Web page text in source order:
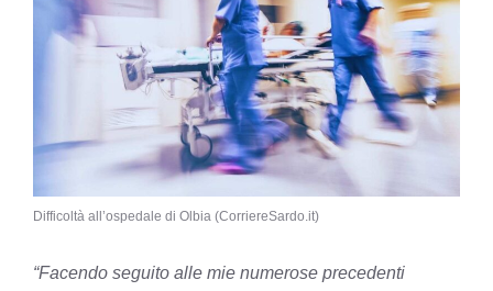
Difficoltà all’ospedale di Olbia (CorriereSardo.it)
“Facendo seguito alle mie numerose precedenti